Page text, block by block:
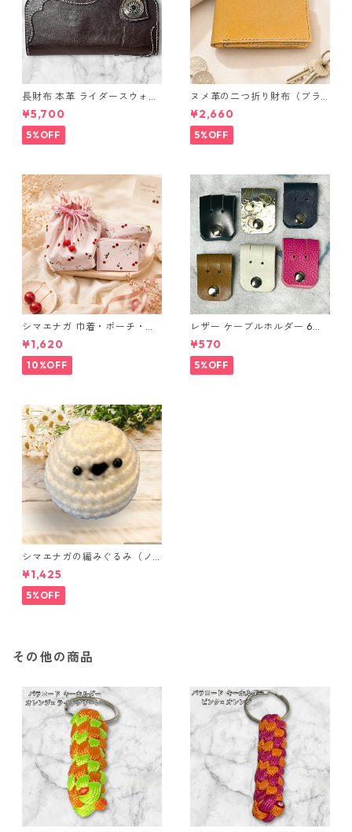
長財布 本革 ライダースウォレ
ット 国産 ヌメ革 ブラウン バ
ングラデシュ l175 レザー 革財
布 ハンドメイド 経年変化
¥5,700
5%OFF
ヌメ革の二つ折り財布（ブラ
ウン系）
¥2,660
5%OFF
シマエナガ 巾着・ポーチ・ミ
ニポーチ(カード収納にも) ３
点セット さくらんぼ柄×淡いピ
ンク
¥1,620
10%OFF
レザー ケーブルホルダー 6個
セット
¥570
5%OFF
シマエナガの編みぐるみ（ノ
ーマル）
¥1,425
5%OFF
その他の商品